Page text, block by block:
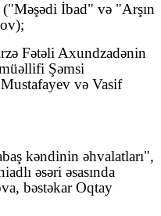
İbad" və "Arşın
Fətəli Axundzadənin
Şəmsi
və Vasif
kəndinin əhvalatları",
əsəri əsasında
bəstəkar Oqtay